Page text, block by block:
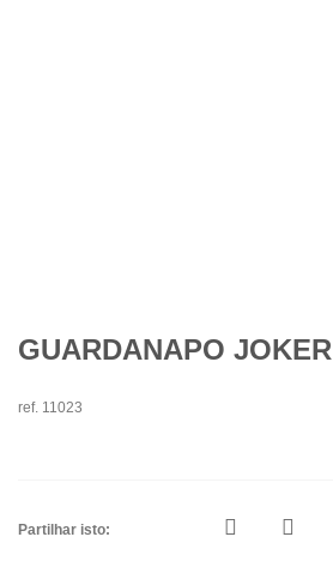
GUARDANAPO
ref. 11023
Partilhar isto: